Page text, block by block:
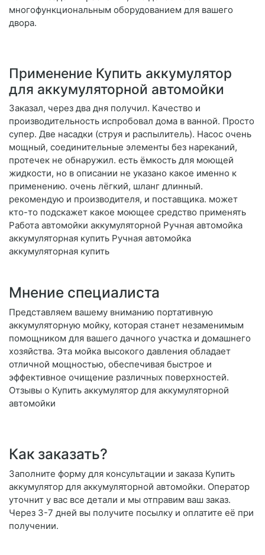
многофункциональным оборудованием для вашего
двора.
Применение Купить аккумулятор
для аккумуляторной автомойки
Заказал, через два дня получил. Качество и
производительность испробовал дома в ванной. Просто
супер. Две насадки (струя и распылитель). Насос очень
мощный, соединительные элементы без нареканий,
протечек не обнаружил. есть ёмкость для моющей
жидкости, но в описании не указано какое именно к
применению. очень лёгкий, шланг длинный.
рекомендую и производителя, и поставщика. может
кто-то подскажет какое моющее средство применять
Работа автомойки аккумуляторной Ручная автомойка
аккумуляторная купить Ручная автомойка
аккумуляторная купить
Мнение специалиста
Представляем вашему вниманию портативную
аккумуляторную мойку, которая станет незаменимым
помощником для вашего дачного участка и домашнего
хозяйства. Эта мойка высокого давления обладает
отличной мощностью, обеспечивая быстрое и
эффективное очищение различных поверхностей.
Отзывы о Купить аккумулятор для аккумуляторной
автомойки
Как заказать?
Заполните форму для консультации и заказа Купить
аккумулятор для аккумуляторной автомойки. Оператор
уточнит у вас все детали и мы отправим ваш заказ.
Через 3-7 дней вы получите посылку и оплатите её при
получении.